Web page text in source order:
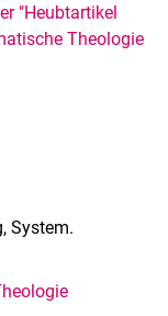
"Heubtartikel
Theologie
System.